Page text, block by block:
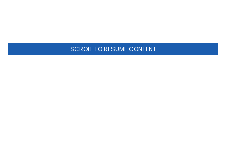
SCROLL TO RESUME CONTENT